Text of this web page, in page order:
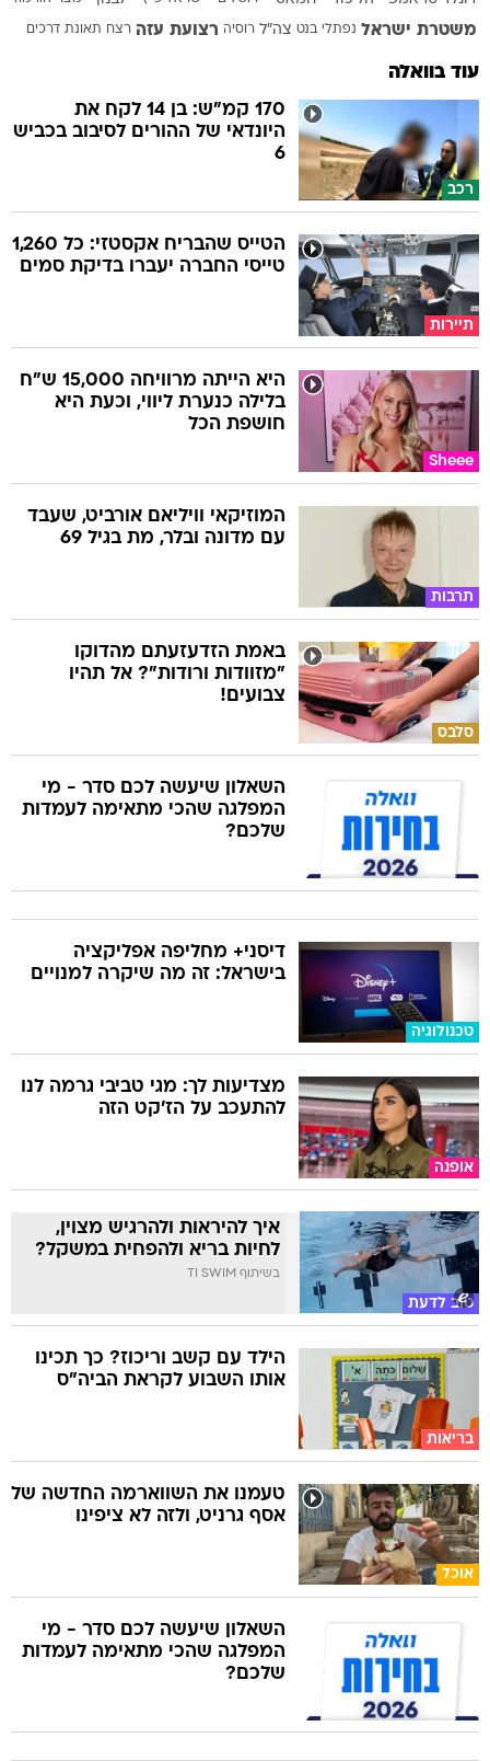
משטרת ישראל נפתלי בנט צה"ל רוסיה רצועת עזה רצח תאונת דרכים
עוד בוואלה
רכב
170 קמ"ש: בן 14 לקח את
היונדאי של ההורים לסיבוב בכביש
6
תיירות
הטייס שהבריח אקסטזי: כל 1,260
טייסי החברה יעברו בדיקת סמים
Sheee
היא הייתה מרוויחה 15,000 ש"ח
בלילה כנערת ליווי, וכעת היא
חושפת הכל
תרבות
המוזיקאי וויליאם אורביט, שעבד
עם מדונה ובלר, מת בגיל 69
סלבס
באמת הזדעזעתם מהדוקו
"מזוודות ורודות"? אל תהיו
צבועים!
השאלון שיעשה לכם סדר - מי
המפלגה שהכי מתאימה לעמדות
שלכם?
טכנולוגיה
דיסני+ מחליפה אפליקציה
בישראל: זה מה שיקרה למנויים
אופנה
מצדיעות לך: מגי טביבי גרמה לנו
להתעכב על הז'קט הזה
טוב לדעת
איך להיראות ולהרגיש מצוין,
לחיות בריא ולהפחית במשקל?
בשיתוף TI SWIM
בריאות
הילד עם קשב וריכוז? כך תכינו
אותו השבוע לקראת הביה"ס
אוכל
טעמנו את השווארמה החדשה של
אסף גרניט, ולזה לא ציפינו
השאלון שיעשה לכם סדר - מי
המפלגה שהכי מתאימה לעמדות
שלכם?